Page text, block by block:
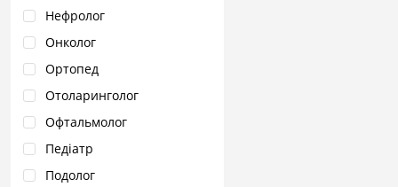
Нефролог
Онколог
Ортопед
Отоларинголог
Офтальмолог
Педіатр
Подолог